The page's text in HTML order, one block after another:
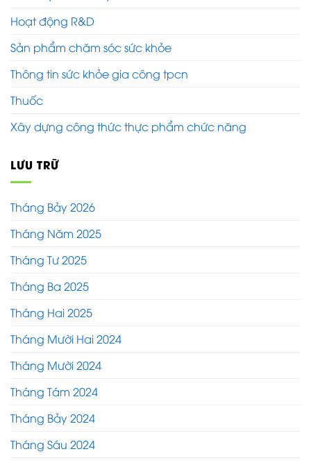
Hoạt động R&D
Sản phẩm chăm sóc sức khỏe
Thông tin sức khỏe gia công tpcn
Thuốc
Xây dựng công thức thực phẩm chức năng
LƯU TRỮ
Tháng Bảy 2026
Tháng Năm 2025
Tháng Tư 2025
Tháng Ba 2025
Tháng Hai 2025
Tháng Mười Hai 2024
Tháng Mười 2024
Tháng Tám 2024
Tháng Bảy 2024
Tháng Sáu 2024